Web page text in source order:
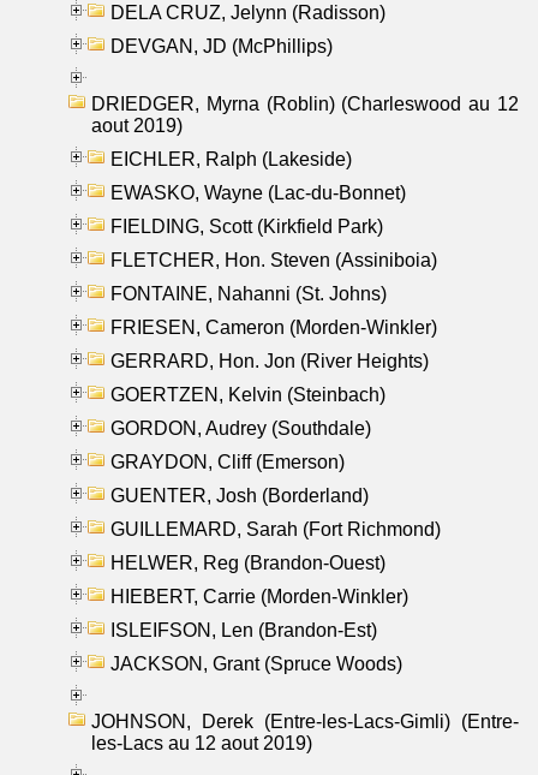
DELA CRUZ, Jelynn (Radisson)
DEVGAN, JD (McPhillips)
DRIEDGER, Myrna (Roblin) (Charleswood au 12
aout 2019)
EICHLER, Ralph (Lakeside)
EWASKO, Wayne (Lac-du-Bonnet)
FIELDING, Scott (Kirkfield Park)
FLETCHER, Hon. Steven (Assiniboia)
FONTAINE, Nahanni (St. Johns)
FRIESEN, Cameron (Morden-Winkler)
GERRARD, Hon. Jon (River Heights)
GOERTZEN, Kelvin (Steinbach)
GORDON, Audrey (Southdale)
GRAYDON, Cliff (Emerson)
GUENTER, Josh (Borderland)
GUILLEMARD, Sarah (Fort Richmond)
HELWER, Reg (Brandon-Ouest)
HIEBERT, Carrie (Morden-Winkler)
ISLEIFSON, Len (Brandon-Est)
JACKSON, Grant (Spruce Woods)
JOHNSON, Derek (Entre-les-Lacs-Gimli) (Entre-
les-Lacs au 12 aout 2019)